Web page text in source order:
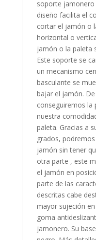
soporte
diseño facilita el
cortar el jamón o
horizontal o
jamón o la paleta
Este soporte se
un mecanismo
basculante se
bajar el jamón.
conseguiremos la
nuestra
paleta. Gracias a
grados,
jamón sin tener
otra parte , este
el jamón en
parte de las
descritas cabe
mayor sujeción
goma
jamonero. Su